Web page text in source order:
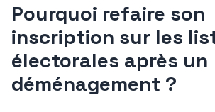
Pourquoi refaire son
inscription sur les
électorales après un
déménagement ?